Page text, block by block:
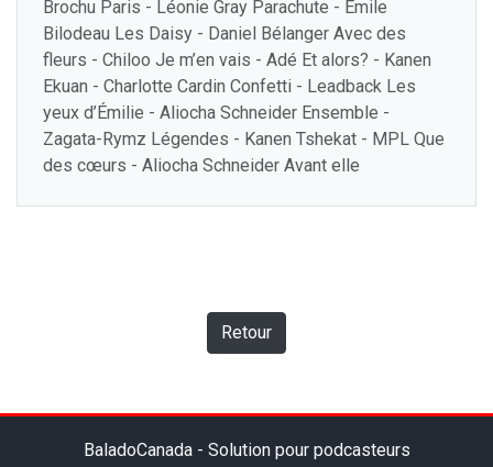
Brochu Paris - Léonie Gray Parachute - Émile
Bilodeau Les Daisy - Daniel Bélanger Avec des
fleurs - Chiloo Je m’en vais - Adé Et alors? - Kanen
Ekuan - Charlotte Cardin Confetti - Leadback Les
yeux d’Émilie - Aliocha Schneider Ensemble -
Zagata-Rymz Légendes - Kanen Tshekat - MPL Que
des cœurs - Aliocha Schneider Avant elle
Retour
BaladoCanada - Solution pour podcasteurs